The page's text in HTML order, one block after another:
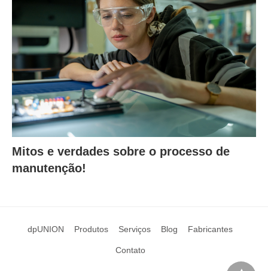
Mitos e verdades sobre o processo de
manutenção!
dpUNION Produtos Serviços Blog Fabricantes
Contato